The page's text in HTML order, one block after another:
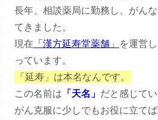
長年、相談薬局に勤務し、がん
てきました。
現在 「漢方延寿堂薬舗」
を運営
っています。
「延寿」は本名なんです。
この名前は 「天名」 だと感じてい
がん克服に少しでもお役に立てば